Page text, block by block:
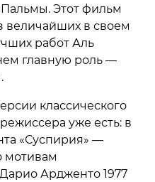
Этот фильм
величайших в своем
работ Аль
главную роль —
классического
уже есть: в
«Суспирия» —
мотивам
Ардженто 1977